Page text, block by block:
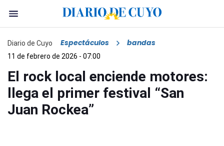
Diario de Cuyo Espectáculos bandas
11 de febrero de 2026 - 07:00
El rock local enciende motores:
llega el primer festival “San
Juan Rockea”